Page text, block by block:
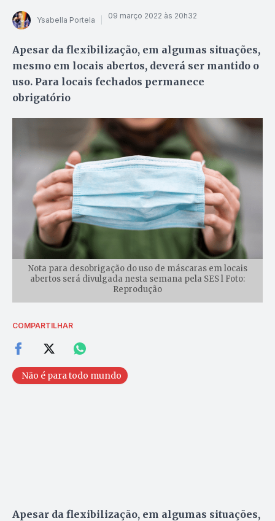
Ysabella Portela 09 março 2022 às 20h32
Apesar da flexibilização, em algumas situações,
mesmo em locais abertos, deverá ser mantido o
uso. Para locais fechados permanece
obrigatório
Nota para desobrigação do uso de máscaras em locais
abertos será divulgada nesta semana pela SES l Foto:
Reprodução
COMPARTILHAR
Não é para todo mundo
Apesar da flexibilização, em algumas situações,